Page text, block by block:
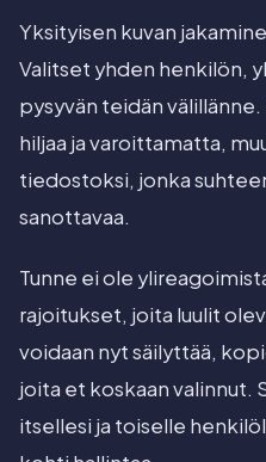
Yksityisen kuvan
Valitset yhden henkilön,
pysyvän teidän
hiljaa ja varoittamatta,
tiedostoksi, jonka
sanottavaa.
Tunne ei ole
rajoitukset, joita luulit
voidaan nyt säilyttää,
joita et koskaan valinnut.
itsellesi ja toiselle